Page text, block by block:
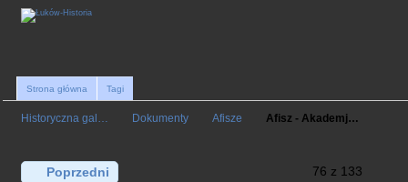
Strona główna Tagi
Historyczna gal… Dokumenty Afisze Afisz - Akademj…
Poprzedni 76 z 133